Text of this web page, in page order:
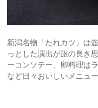
新潟名物「たれカツ」は
っとした演出が旅の良き
ーコンソテー、卵料理は
など日々おいしいメニュ